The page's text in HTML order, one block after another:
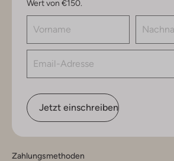
Wert von €150.
Jetzt einschreiben
Zahlungsmethoden